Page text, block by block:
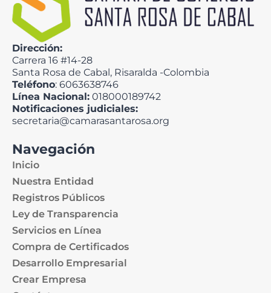
Dirección:
Carrera 16 #14-28
Santa Rosa de Cabal, Risaralda -Colombia
Teléfono: 6063638746
Línea Nacional: 018000189742
Notificaciones judiciales:
secretaria@camarasantarosa.org
Navegación
Inicio
Nuestra Entidad
Registros Públicos
Ley de Transparencia
Servicios en Línea
Compra de Certificados
Desarrollo Empresarial
Crear Empresa